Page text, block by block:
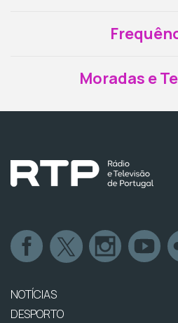
Moradas e
NOTÍCIAS
DESPORTO